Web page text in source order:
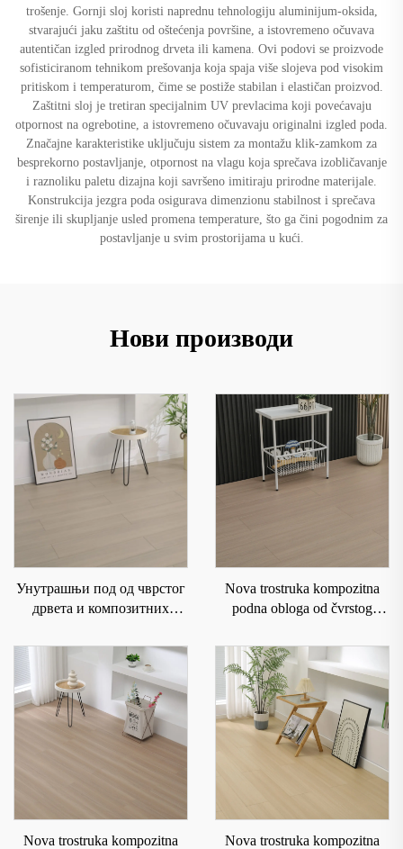
trošenje. Gornji sloj koristi naprednu tehnologiju aluminijum-oksida,
stvarajući jaku zaštitu od oštećenja površine, a istovremeno očuvava
autentičan izgled prirodnog drveta ili kamena. Ovi podovi se proizvode
sofisticiranom tehnikom prešovanja koja spaja više slojeva pod visokim
pritiskom i temperaturom, čime se postiže stabilan i elastičan proizvod.
Zaštitni sloj je tretiran specijalnim UV prevlacima koji povećavaju
otpornost na ogrebotine, a istovremeno očuvavaju originalni izgled poda.
Značajne karakteristike uključuju sistem za montažu klik-zamkom za
besprekorno postavljanje, otpornost na vlagu koja sprečava izobličavanje
i raznoliku paletu dizajna koji savršeno imitiraju prirodne materijale.
Konstrukcija jezgra poda osigurava dimenzionu stabilnost i sprečava
širenje ili skupljanje usled promena temperature, što ga čini pogodnim za
postavljanje u svim prostorijama u kući.
Нови производи
Унутрашњи под од чврстог
дрвета и композитних
отпоран на хабање 6001
Nova trostruka kompozitna
podna obloga od čvrstog
otporna na habanje 9019
Nova trostruka kompozitna
Nova trostruka kompozitna